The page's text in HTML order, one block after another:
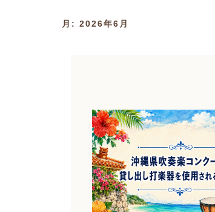
月: 2026年6月